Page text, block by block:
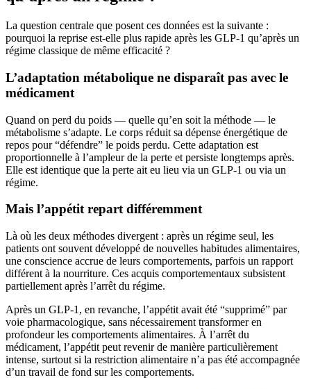
La question centrale que posent ces données est la suivante :
pourquoi la reprise est-elle plus rapide après les GLP-1 qu’après un
régime classique de même efficacité ?
L’adaptation métabolique ne disparaît pas avec le
médicament
Quand on perd du poids — quelle qu’en soit la méthode — le
métabolisme s’adapte. Le corps réduit sa dépense énergétique de
repos pour “défendre” le poids perdu. Cette adaptation est
proportionnelle à l’ampleur de la perte et persiste longtemps après.
Elle est identique que la perte ait eu lieu via un GLP-1 ou via un
régime.
Mais l’appétit repart différemment
Là où les deux méthodes divergent : après un régime seul, les
patients ont souvent développé de nouvelles habitudes alimentaires,
une conscience accrue de leurs comportements, parfois un rapport
différent à la nourriture. Ces acquis comportementaux subsistent
partiellement après l’arrêt du régime.
Après un GLP-1, en revanche, l’appétit avait été “supprimé” par
voie pharmacologique, sans nécessairement transformer en
profondeur les comportements alimentaires. À l’arrêt du
médicament, l’appétit peut revenir de manière particulièrement
intense, surtout si la restriction alimentaire n’a pas été accompagnée
d’un travail de fond sur les comportements.